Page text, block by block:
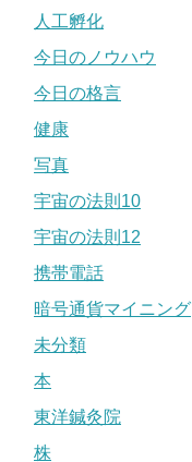
人工孵化
今日のノウハウ
今日の格言
健康
写真
宇宙の法則10
宇宙の法則12
携帯電話
暗号通貨マイニング
未分類
本
東洋鍼灸院
株